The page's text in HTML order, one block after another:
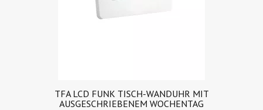
TFA LCD FUNK TISCH-WANDUHR MIT
AUSGESCHRIEBENEM WOCHENTAG